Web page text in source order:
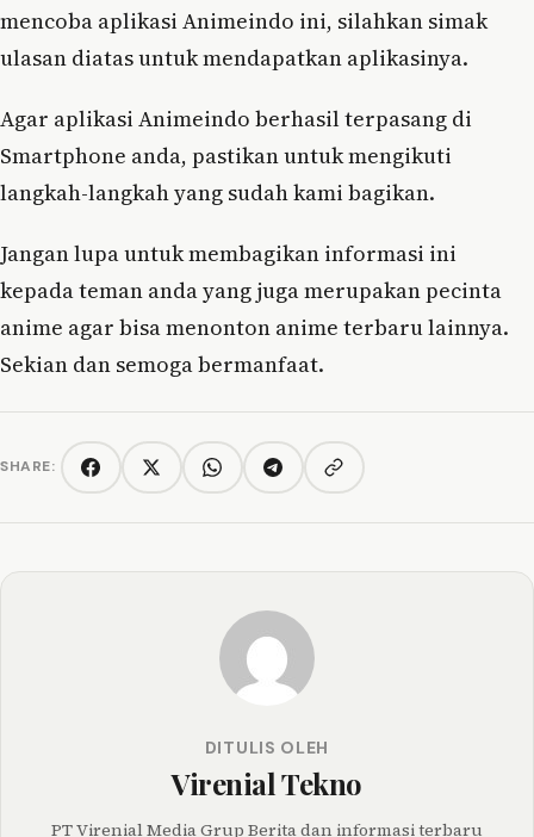
mencoba aplikasi Animeindo ini, silahkan simak
ulasan diatas untuk mendapatkan aplikasinya.
Agar aplikasi Animeindo berhasil terpasang di
Smartphone anda, pastikan untuk mengikuti
langkah-langkah yang sudah kami bagikan.
Jangan lupa untuk membagikan informasi ini
kepada teman anda yang juga merupakan pecinta
anime agar bisa menonton anime terbaru lainnya.
Sekian dan semoga bermanfaat.
SHARE: FacebookTwitter/XWhatsAppTelegramCopy link
DITULIS OLEH
Virenial Tekno
PT Virenial Media Grup Berita dan informasi terbaru